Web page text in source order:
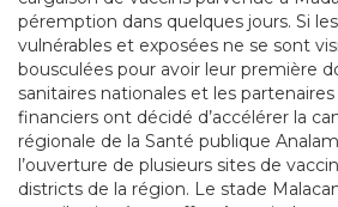
péremption dans quelques jours. Si
vulnérables et exposées ne se sont
bousculées pour avoir leur première
sanitaires nationales et les
financiers ont décidé d’accélérer la
régionale de la Santé publique
l’ouverture de plusieurs sites de
districts de la région. Le stade